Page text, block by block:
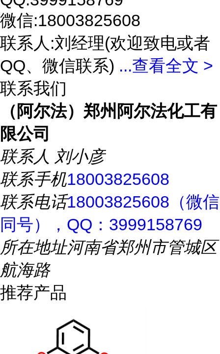
微信:18003825608
联系人:刘经理(欢迎致电或者
QQ、微信联系) ...查看全文 >
联系我们
（阿尔法）郑州阿尔法化工有
限公司
联系人 刘小彦
联系手机18003825608
联系电话18003825608（微信
同号），QQ：3999158769
所在地址河南省郑州市管城区
航海路
推荐产品